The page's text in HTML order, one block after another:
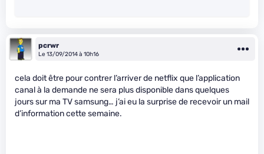
pcrwr
Le 13/09/2014 à 10h16
cela doit être pour contrer l’arriver de netflix que l’application
canal à la demande ne sera plus disponible dans quelques
jours sur ma TV samsung… j’ai eu la surprise de recevoir un mail
d’information cette semaine.